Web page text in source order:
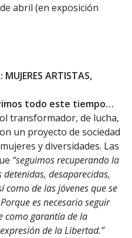
abril (en exposición
ARTISTAS,
todo este tiempo…
transformador, de lucha,
un proyecto de sociedad
y diversidades. Las
“seguimos recuperando la
desaparecidas,
como de las jóvenes que se
es necesario seguir
como garantía de la
de la Libertad.”